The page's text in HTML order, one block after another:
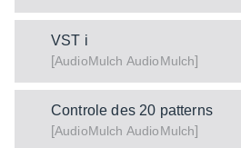
VST i
[AudioMulch AudioMulch]
Controle des 20 patterns
[AudioMulch AudioMulch]